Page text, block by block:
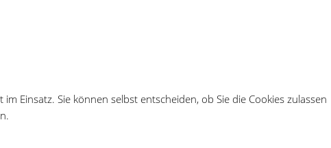
Einsatz. Sie können selbst entscheiden, ob Sie die Cookies zulassen